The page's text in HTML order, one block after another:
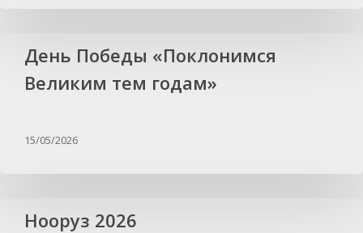
День Победы «Поклонимся
Великим тем годам»
15/05/2026
Нооруз 2026